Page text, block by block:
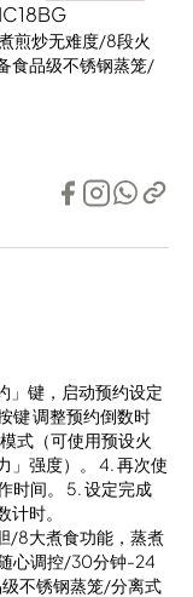
煎炒无难度/8段火
食品级不锈钢蒸笼/
」键，启动预约设定
键 调整预约倒数时
式（可使用预设火
」强度）。 4. 再次使
时间。 5. 设定完成
时。
/8大煮食功能，蒸煮
心调控/30分钟-24
不锈钢蒸笼/分离式